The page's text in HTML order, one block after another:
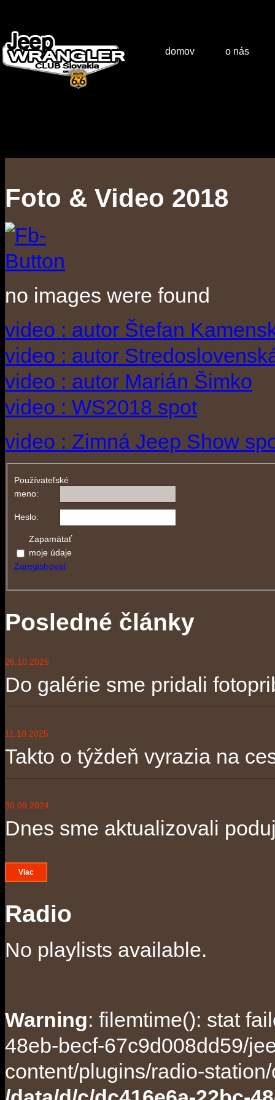
domov o nás
Foto & Video 2018
no images were found
video : autor Štefan
video : autor
video : autor Marián Šimko
video : WS2018 spot
video : Zimná Jeep Show
Používateľské
meno:
Heslo:
Zapamätať
moje údaje
Zaregistrovať
Posledné články
26.10.2025
Do galérie sme pridali
11.10.2025
Takto o týždeň vyrazia na
30.09.2024
Dnes sme aktualizovali
Viac
Radio
No playlists available.
Warning: filemtime(): stat
48eb-becf-67c9d008dd59/
content/plugins/radio-